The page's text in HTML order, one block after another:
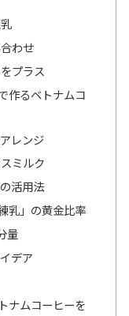
わせ
プラス
作るベトナムコ
レンジ
ミルク
活用法
乳」の黄金比率
量
デア
ナムコーヒーを